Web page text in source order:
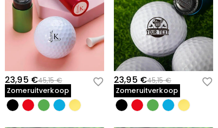
23,95 €45,15 €
Zomeruitverkoop
23,95 €45,15 €
Zomeruitverkoop